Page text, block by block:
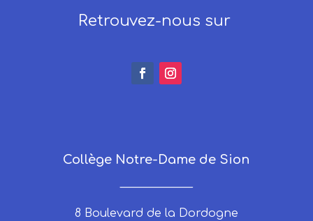
Retrouvez-nous sur
Collège Notre-Dame de Sion
8 Boulevard de la Dordogne